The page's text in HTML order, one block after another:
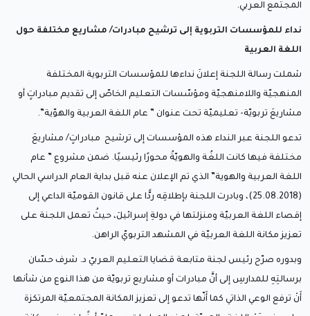
المجتمع العربي.
نداء للمؤسسات التربوية إلى ترشيح مبادرات/ مشاريع مختلفة حول
اللغة العربية
شملت رسالة اللجنة إعلانَ نداءها للمؤسسات التربوية المختلفة
المنهجيّة واللامنهجيّة ومؤسّسات التعليم الخاصّ إلى تقديم مبادراتٍ أو
مشاريعَ تربويّة- تعليميّة تحت عنوان ” عام اللغة العربية والهوّية”.
تدعو اللجنة عبر النداء هذه المؤسسات إلى ترشيح مبادراتٍ/ مشاريعَ
مختلفة فيها كانت اللغُة والهويّةُ محورًا رئيسيًا. ضمن مشروع ” عام
اللغة العربية والهوية” الذي تم الإعلان عنه قبل بداية العام الدراسي الحالي
(25.08.2018)، وبادرت اللجنة بإطلاقِه ردًّا على قانون القوميّة الداعي إلى
إقصاء اللغة العربيّة ومنزلتها في دولةِ إسرائيلَ، حيثُ تعمل اللجنة على
تعزيز مكانة اللغة العربيّة في المشهد التربويّ الراهن.
وبدوره صرّح رئيس لجنة متابعة قضايا التعليم العربيّ د. شرف حسّان
برسالتِهِ للمدارسِ إلى أنَّ مبادرات أو مشاريع تربويّة من هذا النوع من شأنها
أَنْ ترفع الوعي الذاتي كما أَنّها تدعو إلى تعزيز المكانة المجتمعيّة المرتكزة